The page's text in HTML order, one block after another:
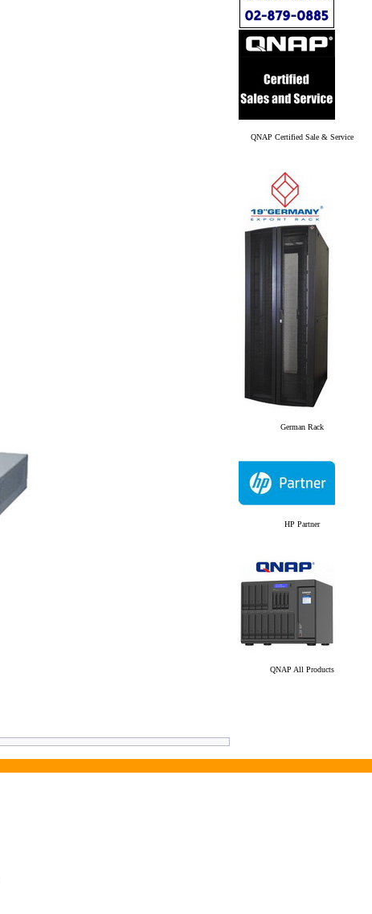
QNAP Certified Sale & Service
German Rack
HP Partner
QNAP All Products